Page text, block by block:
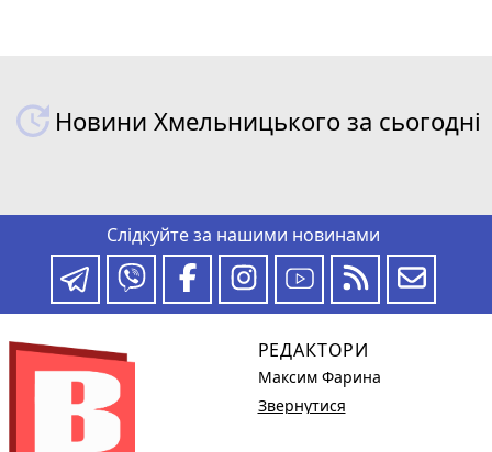
Новини Хмельницького за сьогодні
Слідкуйте за нашими новинами
РЕДАКТОРИ
Максим Фарина
Звернутися